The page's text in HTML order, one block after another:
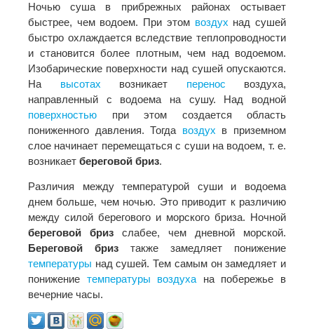
Ночью суша в прибрежных районах остывает
быстрее, чем водоем. При этом воздух над сушей
быстро охлаждается вследствие теплопроводности
и становится более плотным, чем над водоемом.
Изобарические поверхности над сушей опускаются.
На высотах возникает перенос воздуха,
направленный с водоема на сушу. Над водной
поверхностью при этом создается область
пониженного давления. Тогда воздух в приземном
слое начинает перемещаться с суши на водоем, т. е.
возникает береговой бриз.
Различия между температурой суши и водоема
днем больше, чем ночью. Это приводит к различию
между силой берегового и морского бриза. Ночной
береговой бриз слабее, чем дневной морской.
Береговой бриз также замедляет понижение
температуры над сушей. Тем самым он замедляет и
понижение температуры воздуха на побережье в
вечерние часы.